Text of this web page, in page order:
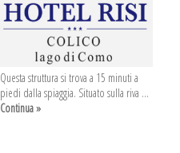
Questa struttura si trova a 15 minuti a
piedi dalla spiaggia. Situato sulla riva ...
Continua »